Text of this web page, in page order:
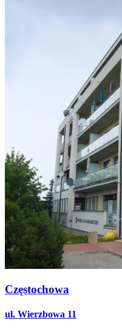
Częstochowa
ul. Wierzbowa 11